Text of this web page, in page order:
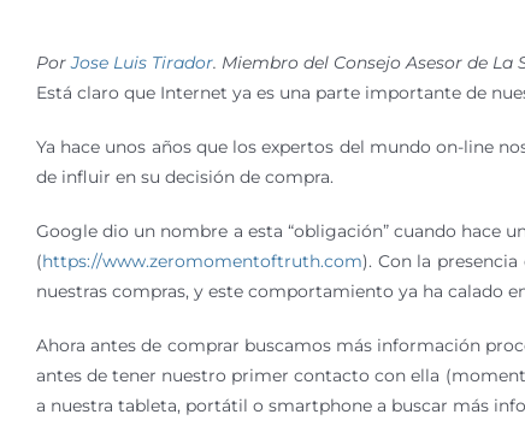
PorJose Luis Tirador. Miembro del Consejo Asesor de La
Está claro que Internet ya es una parte importante de
Ya hace unos años que los expertos del mundo on-line
de influir en su decisión de compra.
Google dio un nombre a esta “obligación” cuando hace
(https://www.zeromomentoftruth.com). Con la
nuestras compras, y este comportamiento ya ha calado
Ahora antes de comprar buscamos más información
antes de tener nuestro primer contacto con ella
a nuestra tableta, portátil o smartphone a buscar más